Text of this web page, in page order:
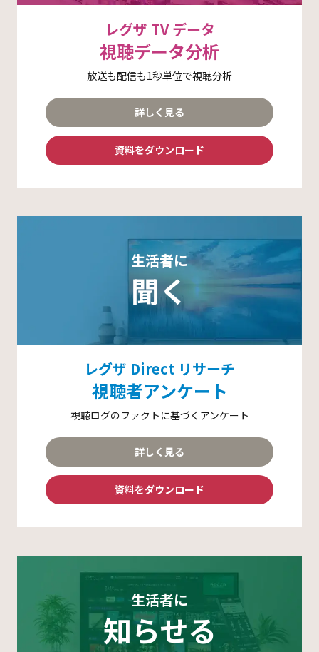
レグザ TV データ
視聴データ分析
放送も配信も1秒単位で視聴分析
詳しく見る
資料をダウンロード
生活者に
聞く
レグザ Direct リサーチ
視聴者アンケート
視聴ログのファクトに基づくアンケート
詳しく見る
資料をダウンロード
生活者に
知らせる